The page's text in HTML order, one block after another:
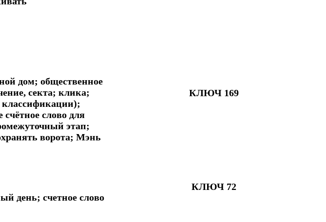
дом; общественное
секта; клика;
классификации);
слово для
этап;
ворота; Мэнь
КЛЮЧ 169
день; счетное слово
КЛЮЧ 72